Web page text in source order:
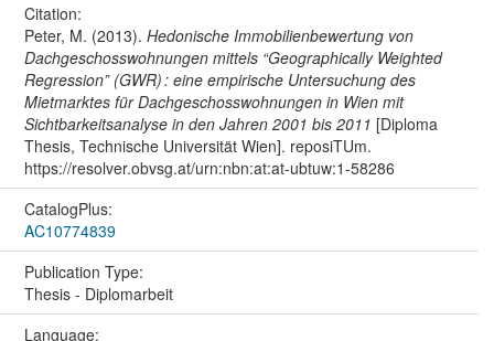
Citation:
Peter, M. (2013). Hedonische Immobilienbewertung von
Dachgeschosswohnungen mittels “Geographically Weighted
Regression” (GWR) : eine empirische Untersuchung des
Mietmarktes für Dachgeschosswohnungen in Wien mit
Sichtbarkeitsanalyse in den Jahren 2001 bis 2011 [Diploma
Thesis, Technische Universität Wien]. reposiTUm.
https://resolver.obvsg.at/urn:nbn:at:at-ubtuw:1-58286
CatalogPlus:
AC10774839
Publication Type:
Thesis - Diplomarbeit
Language: